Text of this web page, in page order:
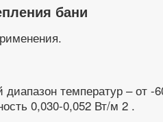
бани
температур – от
0,030-0,052 Вт/м 2 .